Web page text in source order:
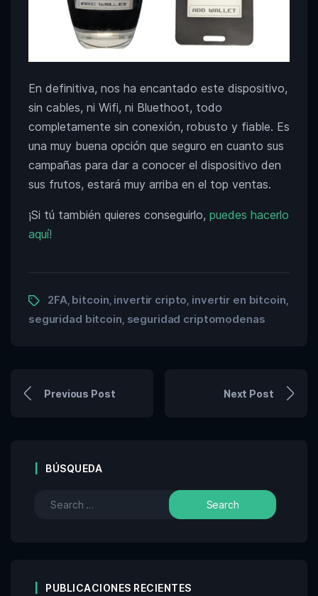
En definitiva, nos ha encantado este dispositivo,
sin cables, ni Wifi, ni Bluethoot, todo
completamente sin conexión, robusto y fiable. Es
una muy buena opción que seguro en cuanto sus
campañas para dar a conocer el dispositivo den
sus frutos, estará muy arriba en el top ventas.
¡Si tú también quieres conseguirlo, puedes hacerlo
aquí!
2FA bitcoin invertir cripto invertir en bitcoin
seguridad bitcoin seguridad criptomodenas
Previous Post Next Post
BÚSQUEDA
PUBLICACIONES RECIENTES